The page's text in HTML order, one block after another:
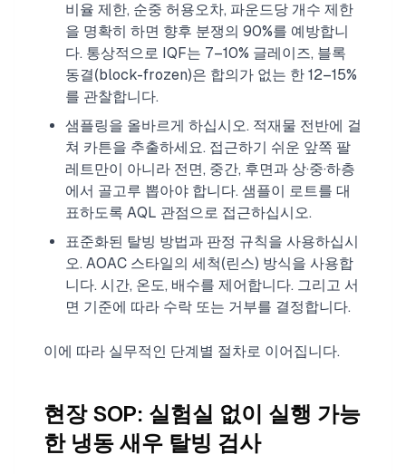
비율 제한, 순중 허용오차, 파운드당 개수 제한
을 명확히 하면 향후 분쟁의 90%를 예방합니
다. 통상적으로 IQF는 7–10% 글레이즈, 블록
동결(block-frozen)은 합의가 없는 한 12–15%
를 관찰합니다.
샘플링을 올바르게 하십시오. 적재물 전반에 걸
쳐 카튼을 추출하세요. 접근하기 쉬운 앞쪽 팔
레트만이 아니라 전면, 중간, 후면과 상·중·하층
에서 골고루 뽑아야 합니다. 샘플이 로트를 대
표하도록 AQL 관점으로 접근하십시오.
표준화된 탈빙 방법과 판정 규칙을 사용하십시
오. AOAC 스타일의 세척(린스) 방식을 사용합
니다. 시간, 온도, 배수를 제어합니다. 그리고 서
면 기준에 따라 수락 또는 거부를 결정합니다.
이에 따라 실무적인 단계별 절차로 이어집니다.
현장 SOP: 실험실 없이 실행 가능
한 냉동 새우 탈빙 검사